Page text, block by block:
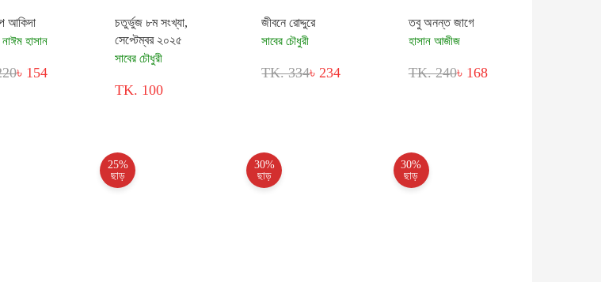
আকিদা
নাঈম হাসান
৳ 154
চতুর্ভুজ ৮ম সংখ্যা,
সেপ্টেম্বর ২০২৫
সাবের চৌধুরী
TK. 100
জীবনে রোদ্দুরে
সাবের চৌধুরী
TK. 334৳ 234
তবু অনন্ত জাগে
হাসান আজীজ
TK. 240৳ 168
25%
ছাড়
30%
ছাড়
30%
ছাড়